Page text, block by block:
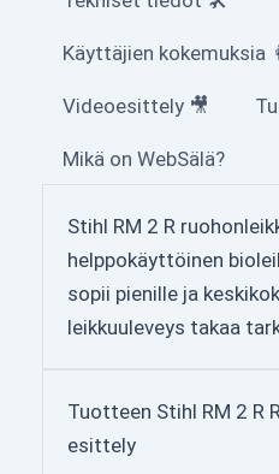
Käyttäjien kokemuksia
Videoesittely 🎥
Mikä on WebSälä?
Stihl RM 2 R
helppokäyttöinen
sopii pienille ja
leikkuuleveys takaa
Tuotteen Stihl RM 2 R
esittely